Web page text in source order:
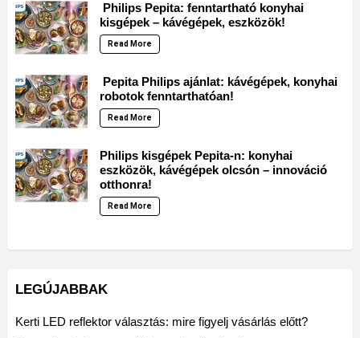
Philips Pepita: fenntartható konyhai
kisgépek – kávégépek, eszközök!
Read More
Pepita Philips ajánlat: kávégépek, konyhai
robotok fenntarthatóan!
Read More
Philips kisgépek Pepita-n: konyhai
eszközök, kávégépek olcsón – innováció
otthonra!
Read More
LEGÚJABBAK
Kerti LED reflektor választás: mire figyelj vásárlás előtt?